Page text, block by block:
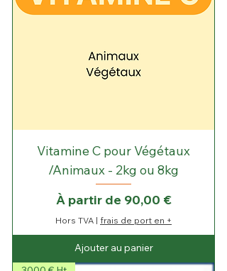
Vitamine C pour Végétaux
/Animaux - 2kg ou 8kg
À partir de 90,00 €
Prix promotionnel
Hors TVA | frais de port en +
Ajouter au panier